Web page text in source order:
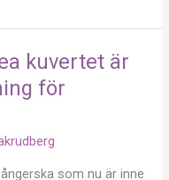
kuvertet är
för
som nu är inne